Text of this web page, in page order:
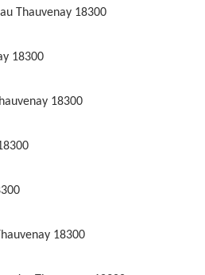
Thauvenay 18300
18300
18300
18300